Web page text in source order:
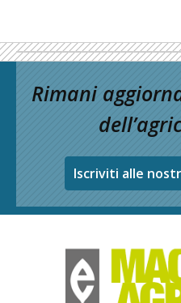
Rimani
Iscriviti alle